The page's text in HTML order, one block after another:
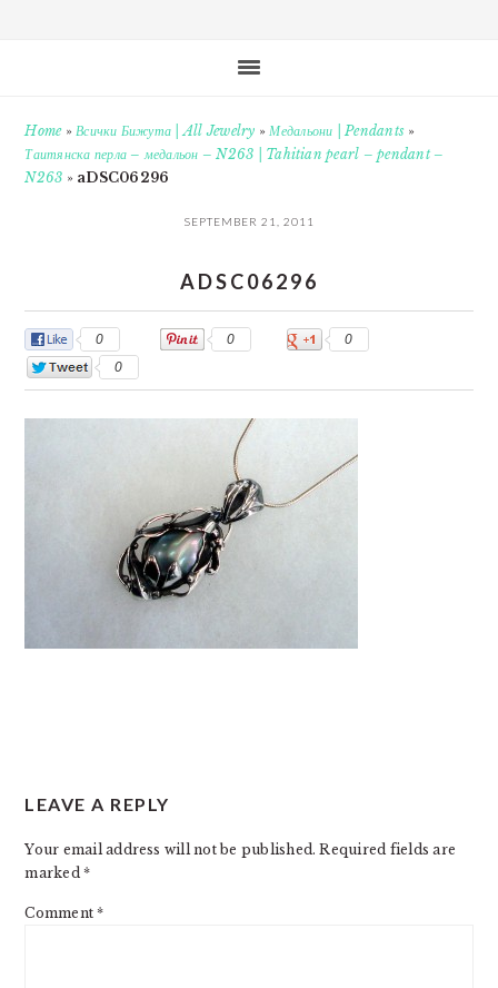
Home»Всички Бижута | All Jewelry »Медальони | Pendants »
Таитянска перла – медальон – N263 | Tahitian pearl – pendant –
N263 » aDSC06296
SEPTEMBER 21, 2011
ADSC06296
0 0
0
0
INTERACTIONS
LEAVE A REPLY
Your email address will not be published. Required fields are
marked*
Comment*